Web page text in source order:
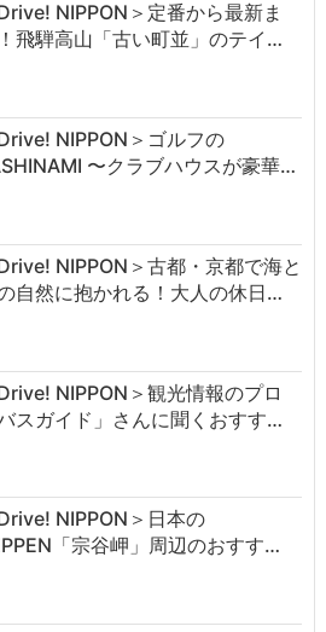
NIPPON＞定番から最新ま
飛騨高山「古い町並」のテイ…
NIPPON＞ゴルフの
〜クラブハウスが豪華…
NIPPON＞古都・京都で海と
自然に抱かれる！大人の休日…
NIPPON＞観光情報のプロ
バスガイド」さんに聞くおすす…
NIPPON＞日本の
「宗谷岬」周辺のおすす…